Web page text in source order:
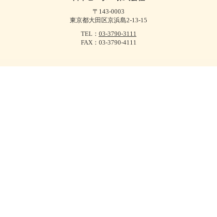
〒143-0003
東京都大田区京浜島2-13-15
TEL： 03-3790-3111
FAX：03-3790-4111